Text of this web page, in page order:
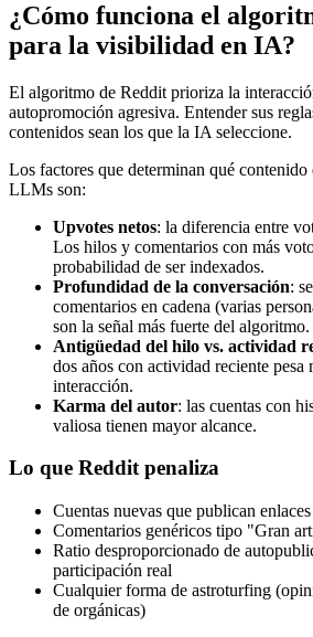
¿Cómo funciona el
para la visibilidad en IA?
El algoritmo de Reddit prioriza la
autopromoción agresiva. Entender sus
contenidos sean los que la IA seleccione.
Los factores que determinan qué
LLMs son:
Upvotes netos: la diferencia entre
Los hilos y comentarios con más
probabilidad de ser indexados.
Profundidad de la conversación:
comentarios en cadena (varias
son la señal más fuerte del algoritmo.
Antigüedad del hilo vs. actividad
dos años con actividad reciente pesa
interacción.
Karma del autor: las cuentas con
valiosa tienen mayor alcance.
Lo que Reddit penaliza
Cuentas nuevas que publican
Comentarios genéricos tipo "Gran
Ratio desproporcionado de
participación real
Cualquier forma de astroturfing
de orgánicas)